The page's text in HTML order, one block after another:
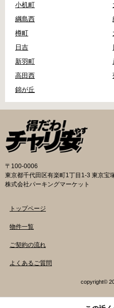
小机町
綱島西
樽町
日吉
新羽町
高田西
錦が丘
〒100-0006
東京都千代田区有楽町1丁目1-3 東京宝
株式会社パーキングマーケット
トップページ
物件一覧
ご契約の流れ
よくあるご質問
copyright©